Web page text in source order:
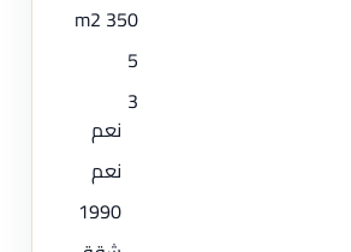
350 m2
5
3
نعم
نعم
1990